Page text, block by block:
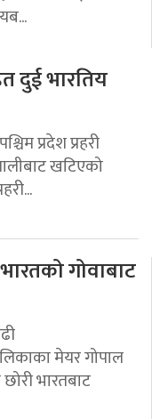
दुई भारतिय
प्रदेश प्रहरी
खटिएको
गोवाबाट
मेयर गोपाल
भारतबाट